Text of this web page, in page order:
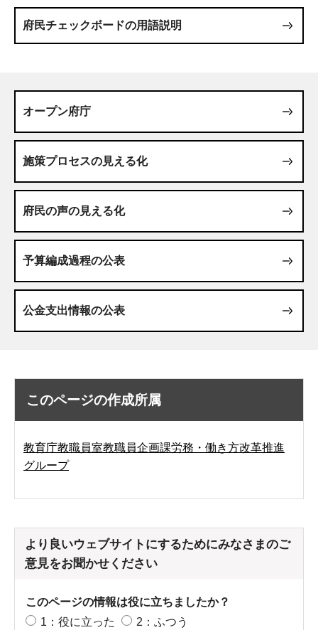
府民チェックボードの用語説明
オープン府庁
施策プロセスの見える化
府民の声の見える化
予算編成過程の公表
公金支出情報の公表
このページの作成所属
教育庁教職員室教職員企画課労務・働き方改革推進
グループ
より良いウェブサイトにするためにみなさまのご
意見をお聞かせください
このページの情報は役に立ちましたか？
1：役に立った
2：ふつう